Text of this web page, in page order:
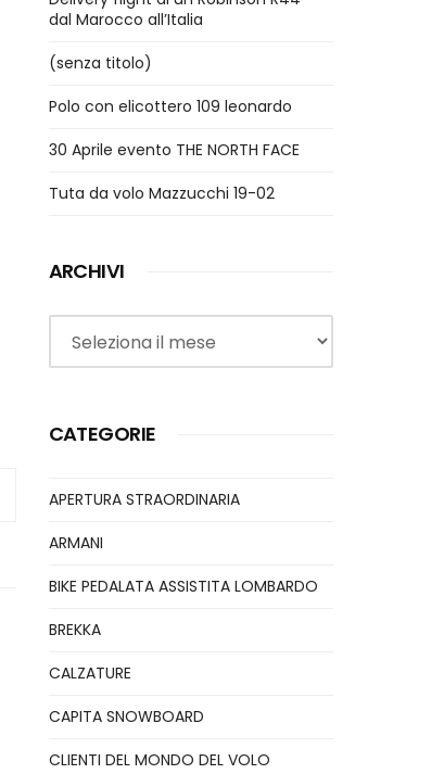
dal Marocco all’Italia
(senza titolo)
Polo con elicottero 109 leonardo
30 Aprile evento THE NORTH FACE
Tuta da volo Mazzucchi 19-02
ARCHIVI
Archivi
CATEGORIE
APERTURA STRAORDINARIA
ARMANI
BIKE PEDALATA ASSISTITA LOMBARDO
BREKKA
CALZATURE
CAPITA SNOWBOARD
CLIENTI DEL MONDO DEL VOLO